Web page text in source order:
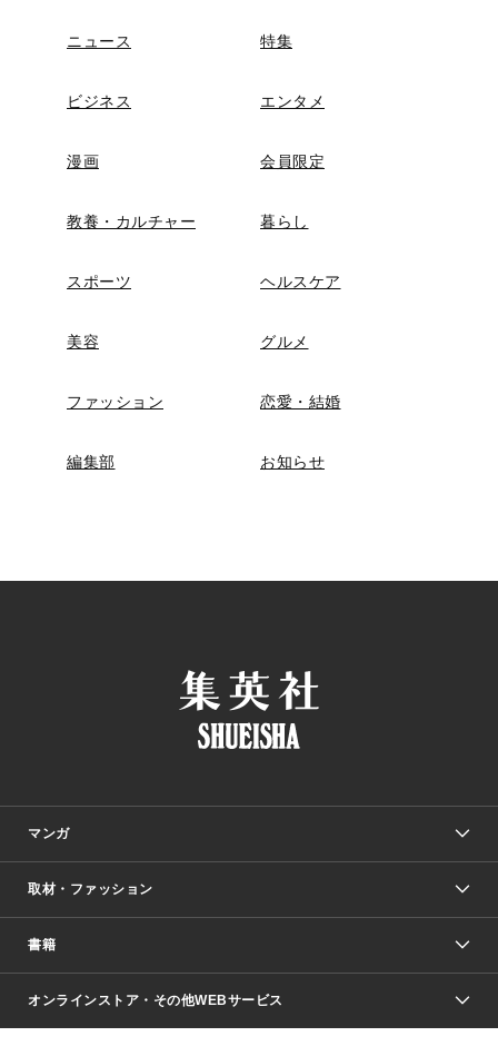
ニュース 特集
ビジネス エンタメ
漫画 会員限定
教養・カルチャー 暮らし
スポーツ ヘルスケア
美容 グルメ
ファッション 恋愛・結婚
編集部 お知らせ
マンガ
少年マンガ
Vジャンプ
週刊ヤングジャンプ
少女マンガ
取材・ファッション
Seventeen
芸能・情報・スポーツ
書籍
文芸・文庫・総合
オンラインストア・その他WEBサービス